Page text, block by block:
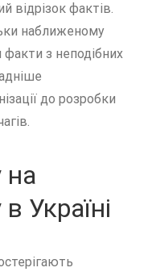
відрізок фактів.
наближеному
з неподібних
до розробки
на
Україні